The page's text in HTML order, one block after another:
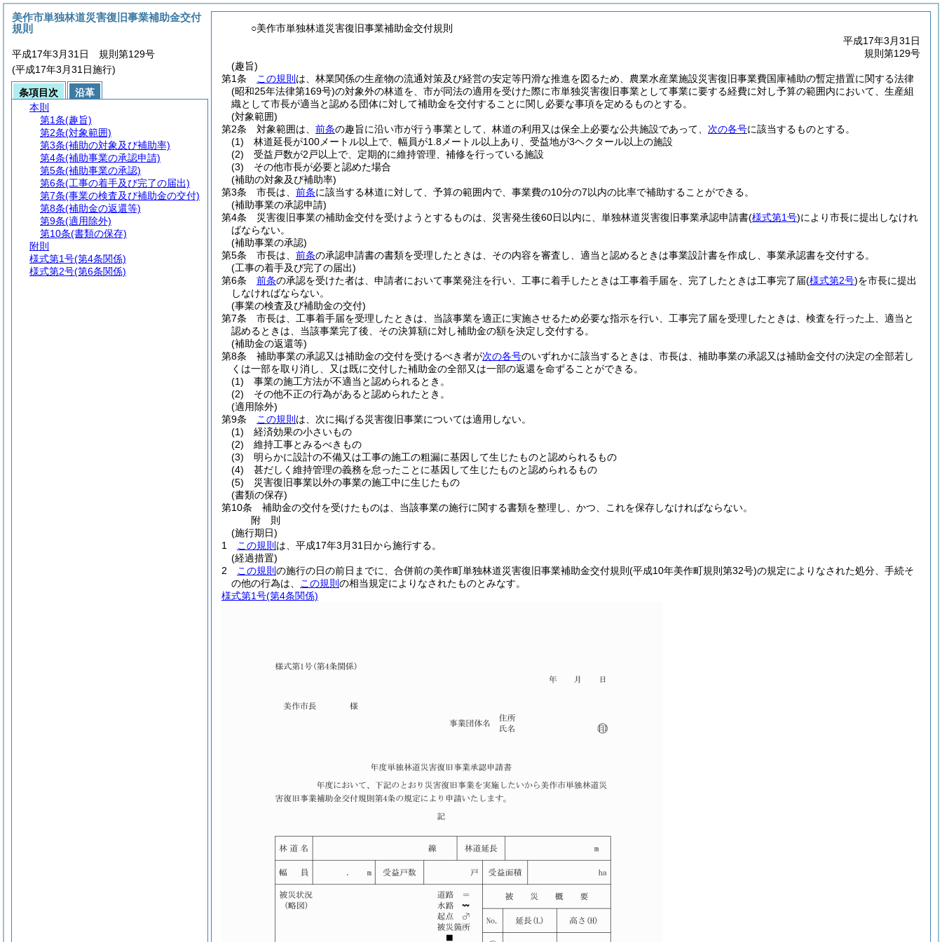
○美作市単独林道災害復旧事業補助金交付規則
平成17年3月31日
規則第129号
(趣旨)
第1条
この規則 は、林業関係の生産物の流通対策及び経営の安定等円滑な推進を図るため、農業水産業施設災害復旧事業費国庫補助の暫定措置に関する法律
(昭和25年法律第169号)の対象外の林道を、市が同法の適用を受けた際に市単独災害復旧事業として事業に要する経費に対し予算の範囲内において、生産組
織として市長が適当と認める団体に対して補助金を交付することに関し必要な事項を定めるものとする。
(対象範囲)
第2条
対象範囲は、 前条の趣旨に沿い市が行う事業として、林道の利用又は保全上必要な公共施設であって、 次の各号に該当するものとする。
(1)
林道延長が100メートル以上で、幅員が1.8メートル以上あり、受益地が3ヘクタール以上の施設
(2)
受益戸数が2戸以上で、定期的に維持管理、補修を行っている施設
(3)
その他市長が必要と認めた場合
(補助の対象及び補助率)
第3条
市長は、 前条に該当する林道に対して、予算の範囲内で、事業費の10分の7以内の比率で補助することができる。
(補助事業の承認申請)
第4条
災害復旧事業の補助金交付を受けようとするものは、災害発生後60日以内に、単独林道災害復旧事業承認申請書(様式第1号)により市長に提出しなけれ
ばならない。
(補助事業の承認)
第5条
市長は、 前条の承認申請書の書類を受理したときは、その内容を審査し、適当と認めるときは事業設計書を作成し、事業承認書を交付する。
(工事の着手及び完了の届出)
第6条
前条の承認を受けた者は、申請者において事業発注を行い、工事に着手したときは工事着手届を、完了したときは工事完了届(様式第2号)を市長に提出
しなければならない。
(事業の検査及び補助金の交付)
第7条
市長は、工事着手届を受理したときは、当該事業を適正に実施させるため必要な指示を行い、工事完了届を受理したときは、検査を行った上、適当と
認めるときは、当該事業完了後、その決算額に対し補助金の額を決定し交付する。
(補助金の返還等)
第8条
補助事業の承認又は補助金の交付を受けるべき者が次の各号のいずれかに該当するときは、市長は、補助事業の承認又は補助金交付の決定の全部若し
くは一部を取り消し、又は既に交付した補助金の全部又は一部の返還を命ずることができる。
(1)
事業の施工方法が不適当と認められるとき。
(2)
その他不正の行為があると認められたとき。
(適用除外)
第9条
この規則 は、次に掲げる災害復旧事業については適用しない。
(1)
経済効果の小さいもの
(2)
維持工事とみるべきもの
(3)
明らかに設計の不備又は工事の施工の粗漏に基因して生じたものと認められるもの
(4)
甚だしく維持管理の義務を怠ったことに基因して生じたものと認められるもの
(5)
災害復旧事業以外の事業の施工中に生じたもの
(書類の保存)
第10条
補助金の交付を受けたものは、当該事業の施行に関する書類を整理し、かつ、これを保存しなければならない。
附 則
(施行期日)
1
この規則 は、平成17年3月31日から施行する。
(経過措置)
2
この規則 の施行の日の前日までに、合併前の美作町単独林道災害復旧事業補助金交付規則 (平成10年美作町規則第32号)の規定によりなされた処分、手続そ
の他の行為は、
この規則 の相当規定によりなされたものとみなす。
様式第1号(第4条関係)
美作市単独林道災害復旧事業補助金交付
規則
平成17年3月31日 規則第129号
(平成17年3月31日施行)
条項目次
沿革
本則
第1条(趣旨)
第2条(対象範囲)
第3条(補助の対象及び補助率)
第4条(補助事業の承認申請)
第5条(補助事業の承認)
第6条(工事の着手及び完了の届出)
第7条(事業の検査及び補助金の交付)
第8条(補助金の返還等)
第9条(適用除外)
第10条(書類の保存)
附則
様式第1号(第4条関係)
様式第2号(第6条関係)